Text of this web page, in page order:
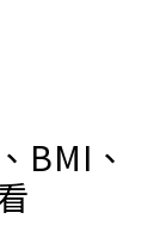
BMI、